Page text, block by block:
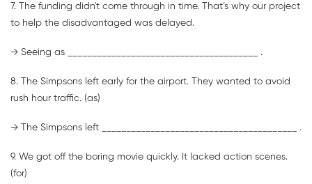
7. The funding didn't come through in time. That’s why our project
to help the disadvantaged was delayed.
→ Seeing as _______________________________________ .
8. The Simpsons left early for the airport. They wanted to avoid
rush hour traffic. (as)
→ The Simpsons left ________________________________________ .
9. We got off the boring movie quickly. It lacked action scenes.
(for)